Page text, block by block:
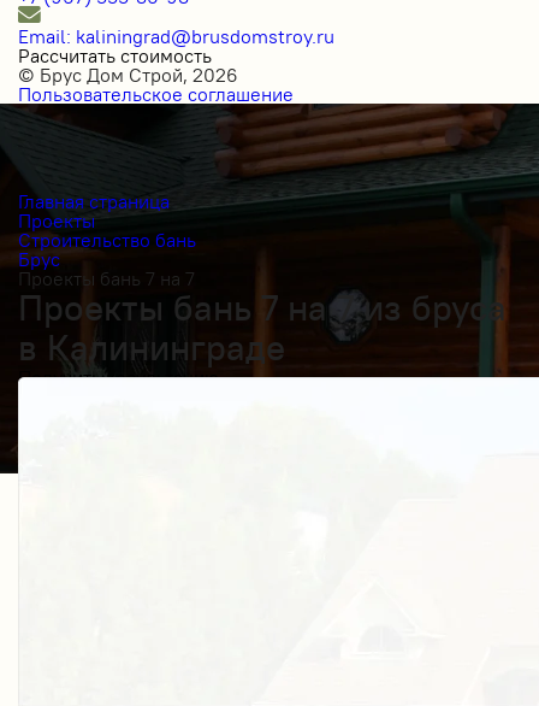
Email: kaliningrad@brusdomstroy.ru
Рассчитать стоимость
© Брус Дом Строй, 2026
Пользовательское соглашение
Главная страница
Проекты
Строительство бань
Брус
Проекты бань 7 на 7
Проекты бань 7 на 7 из бруса
в Калининграде
Получить косультацию